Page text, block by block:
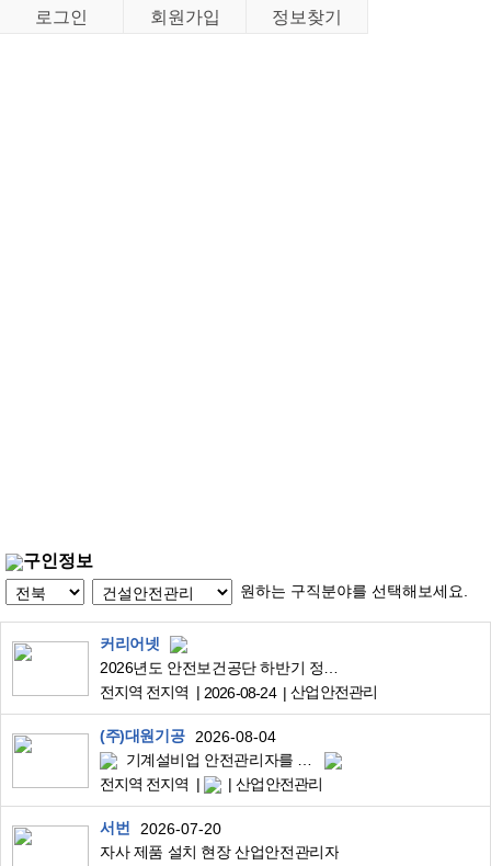
로그인
회원가입 정보찾기
구인정보
원하는 구직분야를 선택해보세요.
커리어넷
전지역 전지역
2026-08-24 산업안전관리
(주)대원기공
2026-08-04
기계설비업 안전관리자를 모집합니다.
전지역 전지역
산업안전관리
서번
2026-07-20
자사 제품 설치 현장 산업안전관리자